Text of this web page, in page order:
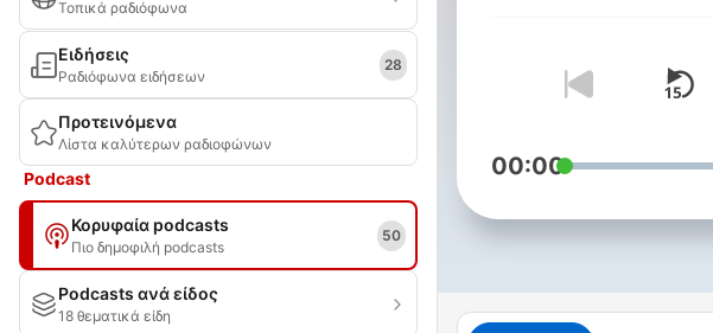
Τοπικά ραδιόφωνα
Ειδήσεις
Ραδιόφωνα ειδήσεων
28
Προτεινόμενα
Λίστα καλύτερων ραδιοφώνων
Podcast
Κορυφαία podcasts
Πιο δημοφιλή podcasts
50
Podcasts ανά είδος
18 θεματικά είδη
00:00